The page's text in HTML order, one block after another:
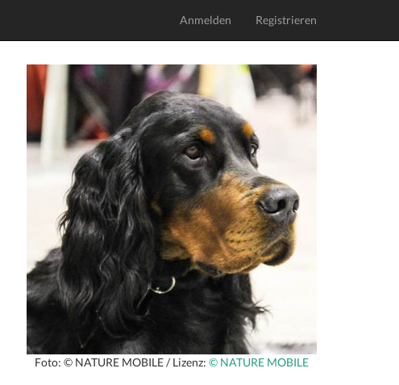
Anmelden Registrieren
Foto: © NATURE MOBILE / Lizenz: © NATURE MOBILE